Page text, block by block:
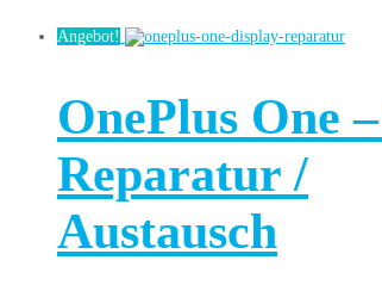
Angebot!
OnePlus One
Reparatur /
Austausch